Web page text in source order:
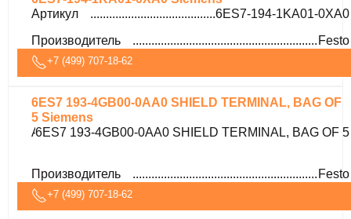
Артикул
6ES7-194-1KA01-0XA0
Производитель
Festo
+7 (499) 707-18-62
6ES7 193-4GB00-0AA0 SHIELD TERMINAL, BAG OF
5 Siemens
Артикул
6ES7 193-4GB00-0AA0 SHIELD TERMINAL, BAG OF 5
Производитель Festo
+7 (499) 707-18-62